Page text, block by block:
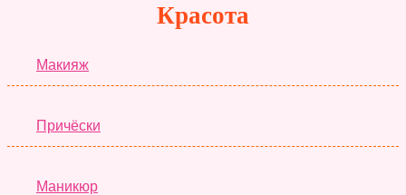
Красота
Макияж
Причёски
Маникюр